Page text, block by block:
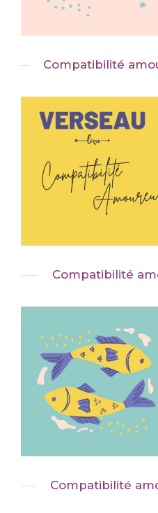
Compatibilité
Compatibilité
Compatibilité